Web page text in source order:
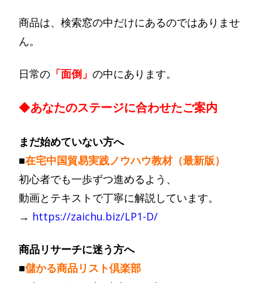
商品は、検索窓の中だけにあるのではありませ
ん。
日常の 「面倒」 の中にあります。
◆あなたのステージに合わせたご案内
まだ始めていない方へ
■在宅中国貿易実践ノウハウ教材（最新版）
初心者でも一歩ずつ進めるよう、
動画とテキストで丁寧に解説しています。
→ https://zaichu.biz/LP1-D/
商品リサーチに迷う方へ
■儲かる商品リスト倶楽部